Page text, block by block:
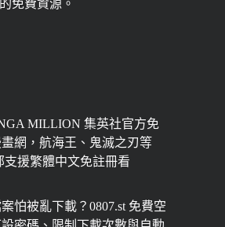
免費資源。
MILLION 集英社官方免
網，航海王、鬼滅之刃等
支援繁體中文免註冊看
怕被亂下載？0807.st 免費空